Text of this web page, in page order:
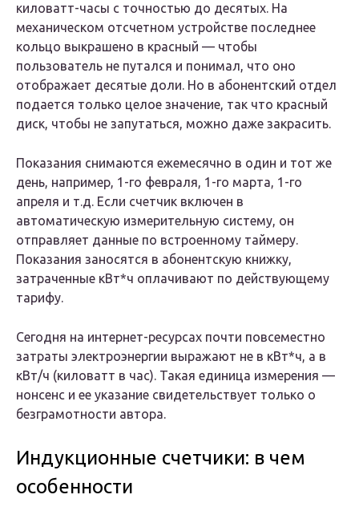
киловатт-часы с точностью до десятых. На
механическом отсчетном устройстве последнее
кольцо выкрашено в красный — чтобы
пользователь не путался и понимал, что оно
отображает десятые доли. Но в абонентский отдел
подается только целое значение, так что красный
диск, чтобы не запутаться, можно даже закрасить.
Показания снимаются ежемесячно в один и тот же
день, например, 1-го февраля, 1-го марта, 1-го
апреля и т.д. Если счетчик включен в
автоматическую измерительную систему, он
отправляет данные по встроенному таймеру.
Показания заносятся в абонентскую книжку,
затраченные кВт*ч оплачивают по действующему
тарифу.
Сегодня на интернет-ресурсах почти повсеместно
затраты электроэнергии выражают не в кВт*ч, а в
кВт/ч (киловатт в час). Такая единица измерения —
нонсенс и ее указание свидетельствует только о
безграмотности автора.
Индукционные счетчики: в чем
особенности